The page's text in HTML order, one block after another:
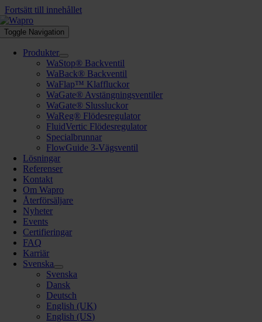
Fortsätt till innehållet
Toggle Navigation
Produkter
WaStop® Backventil
WaBack® Backventil
WaFlap™ Klaffluckor
WaGate® Avstängningsventiler
WaGate® Slussluckor
WaReg® Flödesregulator
FluidVertic Flödesregulator
Specialbrunnar
FlowGuide 3-Vägsventil
Lösningar
Referenser
Kontakt
Om Wapro
Återförsäljare
Nyheter
Events
Certifieringar
FAQ
Karriär
Svenska
Svenska
Dansk
Deutsch
English (UK)
English (US)